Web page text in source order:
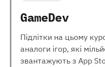
GameDev
Підлітки на цьому
аналоги ігор, які
звантажують з App